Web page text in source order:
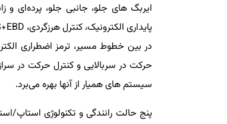
در بین خطوط مسیر، ترمز اضطراری
سیستم های همیار از آنها بهره می‌برد.
پنج حالت رانندگی و تکنولوژی استاپ/